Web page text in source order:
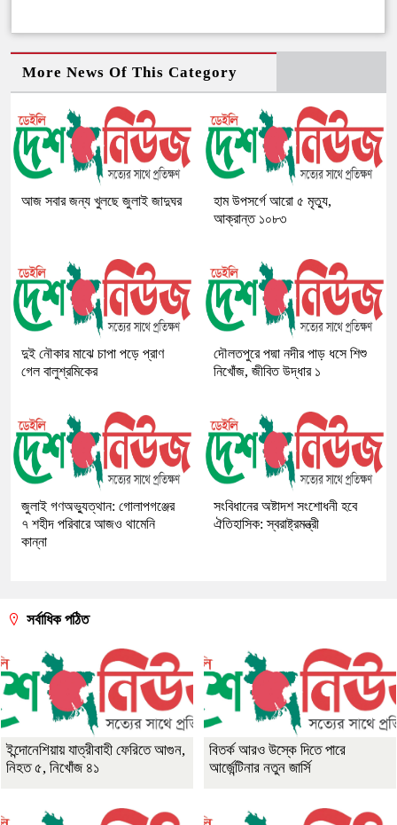
More News Of This Category
আজ সবার জন্য খুলছে জুলাই জাদুঘর
হাম উপসর্গে আরো ৫ মৃত্যু,
আক্রান্ত ১০৮৩
দুই নৌকার মাঝে চাপা পড়ে প্রাণ
গেল বালুশ্রমিকের
দৌলতপুরে পদ্মা নদীর পাড় ধসে শিশু
নিখোঁজ, জীবিত উদ্ধার ১
জুলাই গণঅভ্যুত্থান: গোলাপগঞ্জের
৭ শহীদ পরিবারে আজও থামেনি
কান্না
সংবিধানের অষ্টাদশ সংশোধনী হবে
ঐতিহাসিক: স্বরাষ্ট্রমন্ত্রী
সর্বাধিক পঠিত
ইন্দোনেশিয়ায় যাত্রীবাহী ফেরিতে আগুন,
নিহত ৫, নিখোঁজ ৪১
বিতর্ক আরও উস্কে দিতে পারে
আর্জেন্টিনার নতুন জার্সি